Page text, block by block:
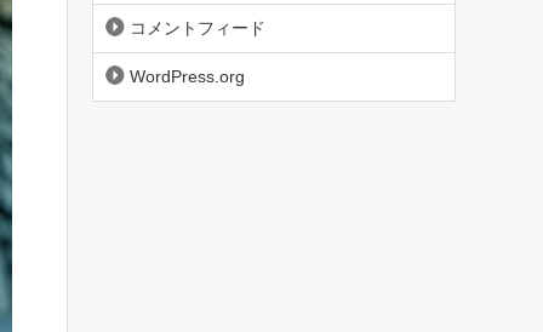
コメントフィード
WordPress.org